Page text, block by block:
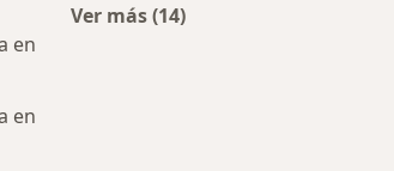
en
en
Ver más (14)
Más en esta categoría: